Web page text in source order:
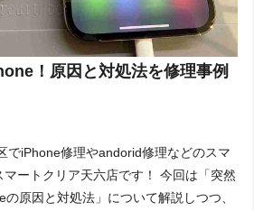
！原因と対処法を修理事例
でiPhone修理やandorid修理などのスマ
ートクリア天六店です！ 今回は「突然
原因と対処法」について解説しつつ、